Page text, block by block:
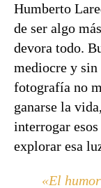
Humberto
de ser algo
devora todo.
mediocre y
fotografía no
ganarse la
interrogar esos
explorar esa
«El